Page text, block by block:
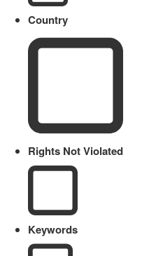
Country
Rights Not Violated
Keywords